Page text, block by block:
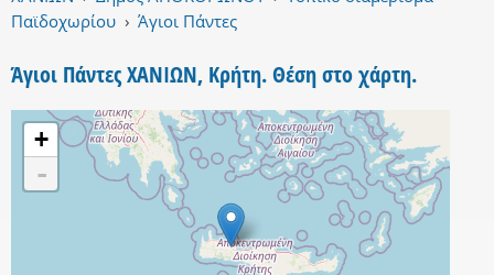
Παϊδοχωρίου › Άγιοι Πάντες
Άγιοι Πάντες ΧΑΝΙΩΝ, Κρήτη. Θέση στο χάρτη.
+
-